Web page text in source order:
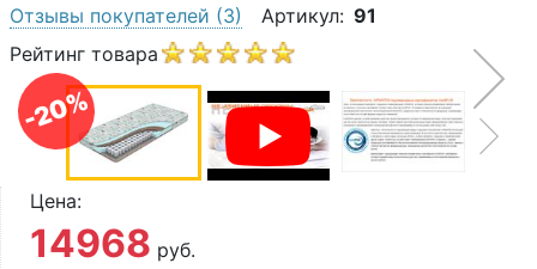
Open submenu (Шкафы)
Шкафы
О компании
Контакты
Доставка по городу
-20%
Отзывы покупателей (3) Артикул: 91
Рейтинг товара
Цена:
14968 руб.